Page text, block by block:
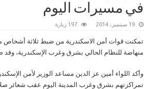
في مسيرات اليوم
19 سبتمبر، 2014 197 زيارة
تمكنت قوات أمن الاسكندرية من ضبط ثلاثة أشخاص
منهاضة للنظام الحالي بشرق وغرب الإسكندرية، وقد
وأكد اللواء أمين عز الدين مساعد الوزير لأمن
تمراكزتهم بشرق وغرب المدينة اليوم عقب شعائر